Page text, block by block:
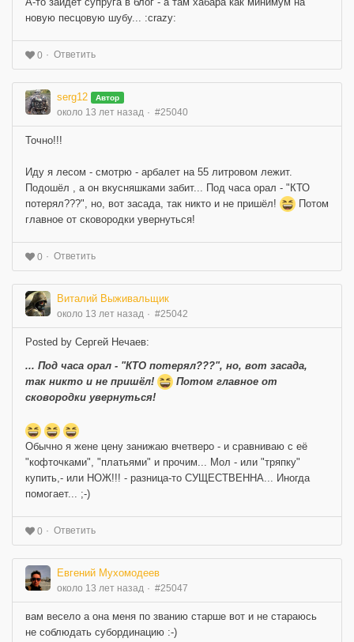
новую песцовую шубу... :crazy:
0 Ответить
serg12 Автор
около 13 лет назад #25040
Точно!!!
Иду я лесом - смотрю - арбалет на 55 литровом лежит.
Подошёл , а он вкусняшками забит... Под часа орал - "КТО
потерял???", но, вот засада, так никто и не пришёл!
Потом
главное от сковородки увернуться!
0 Ответить
Виталий Выживальщик
около 13 лет назад #25042
Posted by Сергей Нечаев:
... Под часа орал - "КТО потерял???", но, вот засада,
так никто и не пришёл!
Потом главное от
сковородки увернуться!
Обычно я жене цену занижаю вчетверо - и сравниваю с её
"кофточками", "платьями" и прочим... Мол - или "тряпку"
купить,- или НОЖ!!! - разница-то СУЩЕСТВЕННА... Иногда
помогает... ;-)
0 Ответить
Евгений Мухомодеев
около 13 лет назад #25047
вам весело а она меня по званию старше вот и не стараюсь
не соблюдать субординацию :-)